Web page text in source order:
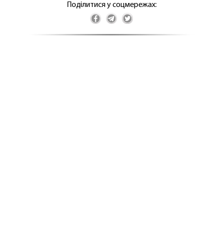
Поділитися у соцмережах: